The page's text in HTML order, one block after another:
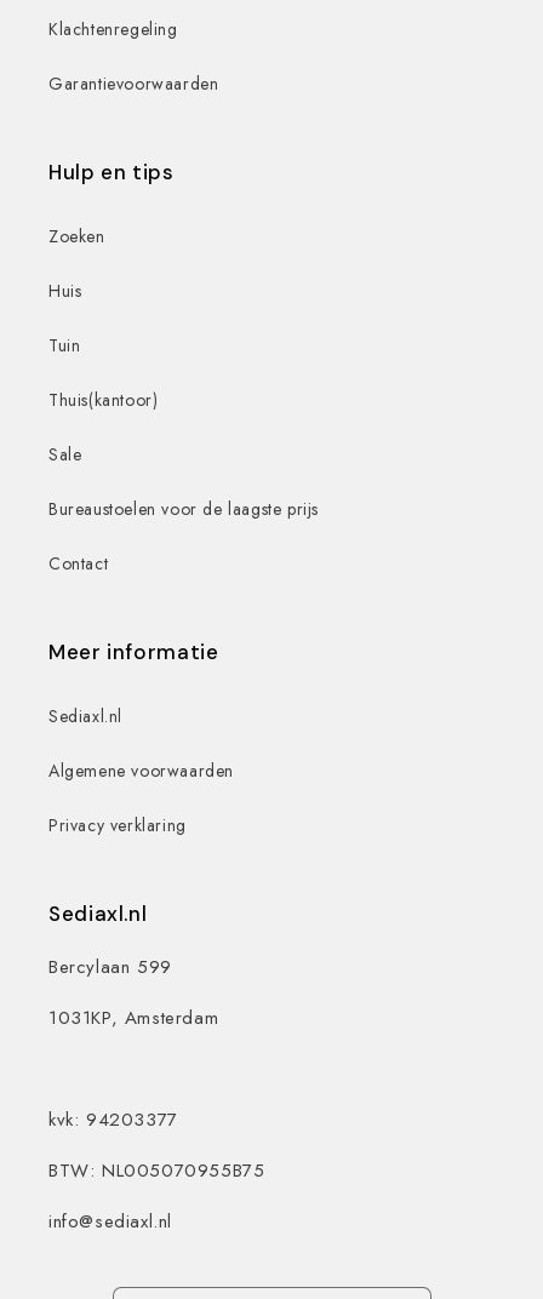
Klachtenregeling
Garantievoorwaarden
Hulp en tips
Zoeken
Huis
Tuin
Thuis(kantoor)
Sale
Bureaustoelen voor de laagste prijs
Contact
Meer informatie
Sediaxl.nl
Algemene voorwaarden
Privacy verklaring
Sediaxl.nl
Bercylaan 599
1031KP, Amsterdam
kvk: 94203377
BTW: NL005070955B75
info@sediaxl.nl